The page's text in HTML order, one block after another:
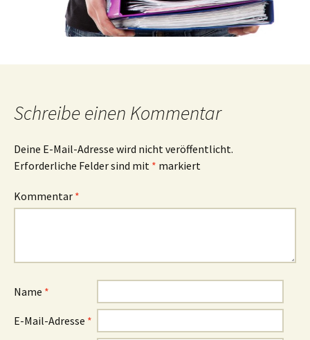
Schreibe einen Kommentar
Deine E-Mail-Adresse wird nicht veröffentlicht.
Erforderliche Felder sind mit * markiert
Kommentar *
Name *
E-Mail-Adresse *